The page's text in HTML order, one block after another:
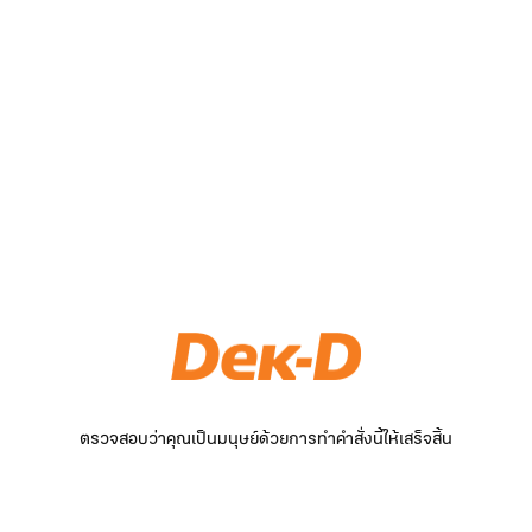
ตรวจสอบว่าคุณเป็นมนุษย์ด้วยการทำคำสั่งนี้ให้เสร็จสิ้น